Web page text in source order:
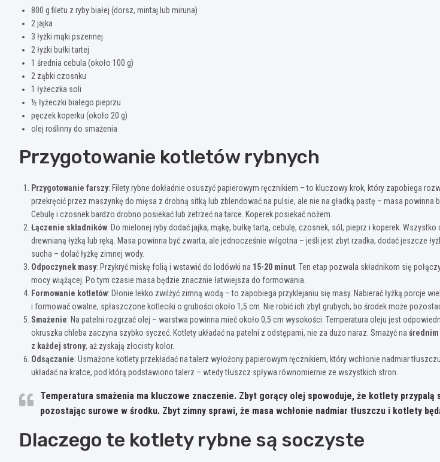
800 g filetu z ryby białej (dorsz, mintaj lub miruna)
2 jajka
3 łyżki mąki pszennej
2 łyżki bułki tartej
1 średnia cebula (około 100 g)
2 ząbki czosnku
1 łyżeczka soli
½ łyżeczki białego pieprzu
pęczek koperku (około 20 g)
olej roślinny do smażenia
Przygotowanie kotletów rybnych
Przygotowanie farszу: Filety rybne dokładnie osuszyć papierowym ręcznikiem – to kluczowy krok, który zapobiega
przekręcić przez maszynkę do mięsa z drobną sitką lub zblendować na pulsie, ale nie na gładką pastę – masa powinna
Cebulę i czosnek bardzo drobno posiekać lub zetrzeć na tarce. Koperek posiekać nożem.
Łączenie składników: Do mielonej ryby dodać jajka, mąkę, bułkę tartą, cebulę, czosnek, sól, pieprz i koperek. Wszystko
drewnianą łyżką lub ręką. Masa powinna być zwarta, ale jednocześnie wilgotna – jeśli jest zbyt rzadka, dodać jeszcze
sucha – dolać łyżkę zimnej wody.
Odpoczynek masy: Przykryć miskę folią i wstawić do lodówki na 15-20 minut . Ten etap pozwala składnikom się
mocy wiążącej. Po tym czasie masa będzie znacznie łatwiejsza do formowania.
Formowanie kotletów: Dłonie lekko zwilżyć zimną wodą – to zapobiega przyklejaniu się masy. Nabierać łyżką porcje
i formować owalne, spłaszczone kotleciki o grubości około 1,5 cm. Nie robić ich zbyt grubych, bo środek może
Smażenie: Na patelni rozgrzać olej – warstwa powinna mieć około 0,5 cm wysokości. Temperatura oleju jest
okruszka chleba zaczyna szybko syczeć. Kotlety układać na patelni z odstępami, nie za dużo naraz. Smażyć na
z każdej strony, aż zyskają złocisty kolor.
Odsączanie: Usmażone kotlety przekładać na talerz wyłożony papierowym ręcznikiem, który wchłonie nadmiar
układać na kratce, pod którą podstawiono talerz – wtedy tłuszcz spływa równomiernie ze wszystkich stron.
Temperatura smażenia ma kluczowe znaczenie. Zbyt gorący olej spowoduje, że kotlety przypalą
pozostając surowe w środku. Zbyt zimny sprawi, że masa wchłonie nadmiar tłuszczu i kotlety
Dlaczego te kotlety rybne są soczyste